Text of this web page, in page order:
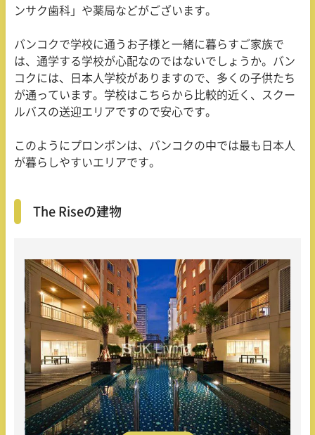
ンサク歯科」や薬局などがございます。
バンコクで学校に通うお子様と一緒に暮らすご家族で
は、通学する学校が心配なのではないでしょうか。バン
コクには、日本人学校がありますので、多くの子供たち
が通っています。学校はこちらから比較的近く、スクー
ルバスの送迎エリアですので安心です。
このようにプロンポンは、バンコクの中では最も日本人
が暮らしやすいエリアです。
The Riseの建物